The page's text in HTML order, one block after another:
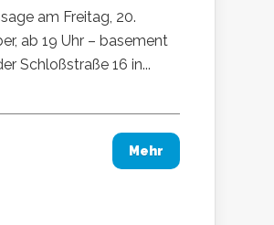
am Freitag, 20.
ab 19 Uhr – basement
Schloßstraße 16 in...
Mehr